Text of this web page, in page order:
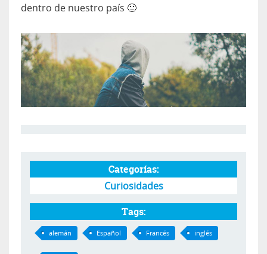
dentro de nuestro país 🙂
Categorías:
Curiosidades
Tags:
alemán Español Francés inglés